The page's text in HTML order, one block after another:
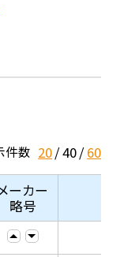
件数 20 40 60
ーカー
略号